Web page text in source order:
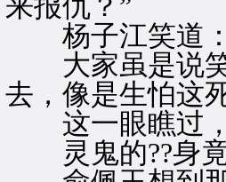
来报仇？”
杨子江笑道：
大家虽是说笑
去，像是生怕这
这一眼瞧过，
灵鬼的??身竟